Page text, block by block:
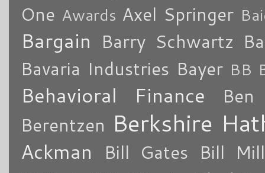
One Awards Axel Springer
Bargain Barry Schwartz
Bavaria Industries Bayer BB
Behavioral Finance
Berentzen Berkshire
Ackman Bill Gates Bill